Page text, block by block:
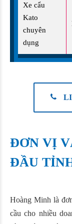
Xe cẩu
Kato
chuyên
dụng
ĐƠN VỊ
ĐẦU
Hoàng Minh là
cầu cho nhiều